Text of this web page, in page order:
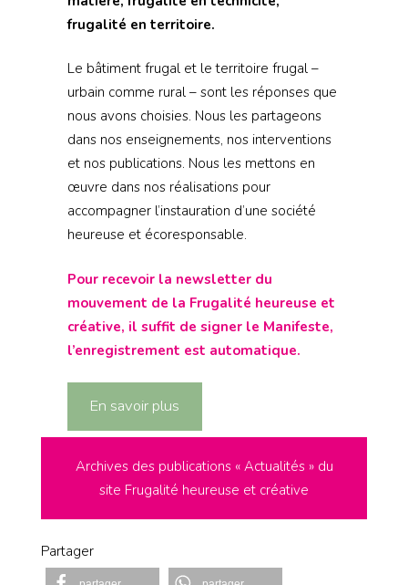
frugalité en territoire.
Le bâtiment frugal et le territoire frugal –
urbain comme rural – sont les réponses que
nous avons choisies. Nous les partageons
dans nos enseignements, nos interventions
et nos publications. Nous les mettons en
œuvre dans nos réalisations pour
accompagner l’instauration d’une société
heureuse et écoresponsable.
Pour recevoir la newsletter du
mouvement de la Frugalité heureuse et
créative, il suffit de signer le Manifeste,
l’enregistrement est automatique.
En savoir plus
Archives des publications « Actualités » du
site Frugalité heureuse et créative
Partager